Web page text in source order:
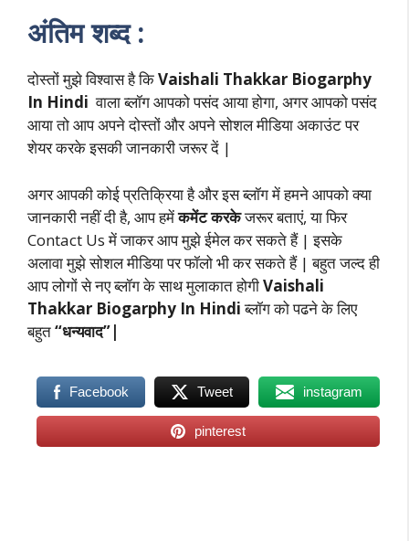
अंतिम शब्द :
दोस्तों मुझे विश्वास है किVaishali Thakkar Biogarphy
In Hindi वाला ब्लॉग आपको पसंद आया होगा, अगर आपको पसंद
आया तो आप अपने दोस्तों और अपने सोशल मीडिया अकाउंट पर
शेयर करके इसकी जानकारी जरूर दें |
अगर आपकी कोई प्रतिक्रिया है और इस ब्लॉग में हमने आपको क्या
जानकारी नहीं दी है, आप हमेंकमेंट करकेजरूर बताएं, या फिर
Contact Us में जाकर आप मुझे ईमेल कर सकते हैं | इसके
अलावा मुझे सोशल मीडिया पर फॉलो भी कर सकते हैं | बहुत जल्द ही
आप लोगों से नए ब्लॉग के साथ मुलाकात होगीVaishali
Thakkar Biogarphy In Hindiब्लॉग को पढने के लिए
बहुत“धन्यवाद”|
Facebook Tweet instagram
pinterest